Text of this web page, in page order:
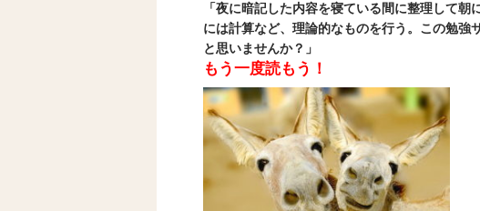
「夜に暗記した内容を寝ている間に整理して
には計算など、理論的なものを行う。この勉強
と思いませんか？」
もう一度読もう！